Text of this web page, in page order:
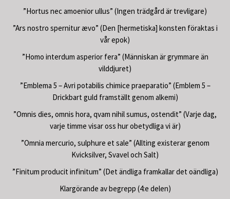
”Hortus nec amoenior ullus” (Ingen trädgård är trevligare)
”Ars nostro spernitur ævo” (Den [hermetiska] konsten föraktas i
vår epok)
”Homo interdum asperior fera” (Människan är grymmare än
vilddjuret)
”Emblema 5 – Avri potabilis chimice praeparatio” (Emblem 5 –
Drickbart guld framställt genom alkemi)
”Omnis dies, omnis hora, qvam nihil sumus, ostendit” (Varje dag,
varje timme visar oss hur obetydliga vi är)
”Omnia mercurio, sulphure et sale” (Allting existerar genom
Kvicksilver, Svavel och Salt)
”Finitum producit infinitum” (Det ändliga framkallar det oändliga)
Klargörande av begrepp (4:e delen)